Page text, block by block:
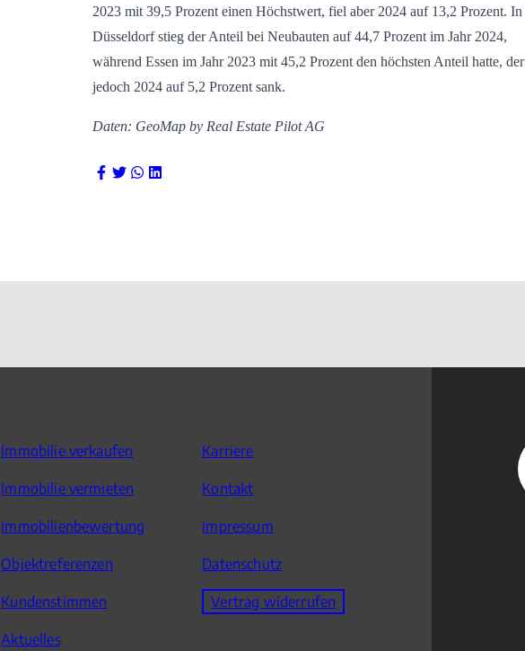
2023 mit 39,5 Prozent einen Höchstwert, fiel aber 2024 auf 13,2 Prozent. In
Düsseldorf stieg der Anteil bei Neubauten auf 44,7 Prozent im Jahr 2024,
während Essen im Jahr 2023 mit 45,2 Prozent den höchsten Anteil hatte, der
jedoch 2024 auf 5,2 Prozent sank.
Daten: GeoMap by Real Estate Pilot AG
Immobilie verkaufen
Immobilie vermieten
Immobilienbewertung
Objektreferenzen
Kundenstimmen
Aktuelles
Karriere
Kontakt
Impressum
Datenschutz
Vertrag widerrufen